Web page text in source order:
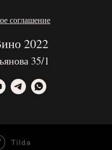
соглашение
2022
35/1
Tilda